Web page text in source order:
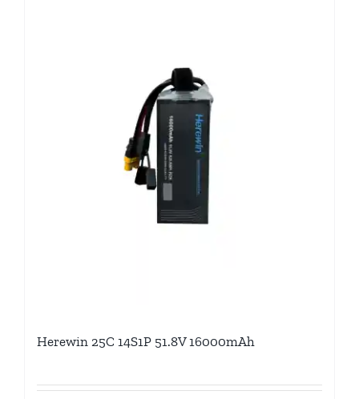
Herewin 25C 14S1P 51.8V 16000mAh